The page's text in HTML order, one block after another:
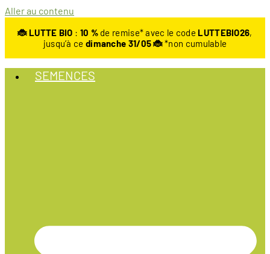
Aller au contenu
🐞 LUTTE BIO : 10 %de remise* avec le code LUTTEBIO26,
jusqu’à ce dimanche 31/05 🐞*non cumulable
SEMENCES